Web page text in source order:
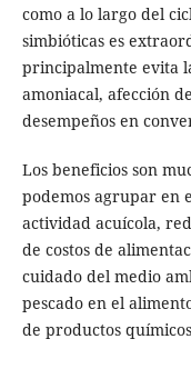
como a lo largo del
simbióticas es
principalmente evita
amoniacal, afección
desempeños en
Los beneficios son
podemos agrupar en
actividad acuícola,
de costos de
cuidado del medio
pescado en el
de productos